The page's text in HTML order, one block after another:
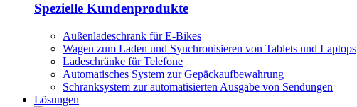
Spezielle Kundenprodukte
Außenladeschrank für E-Bikes
Wagen zum Laden und Synchronisieren von Tablets und Laptops
Ladeschränke für Telefone
Automatisches System zur Gepäckaufbewahrung
Schranksystem zur automatisierten Ausgabe von Sendungen
Lösungen